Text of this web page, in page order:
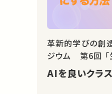
革新的学びの創
ジウム 第6回 「
AIを良いクラ